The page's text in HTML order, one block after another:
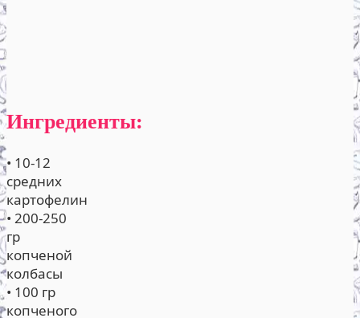
Ингредиенты:
• 10-12
средних
картофелин
• 200-250
гр
копченой
колбасы
• 100 гр
копченого